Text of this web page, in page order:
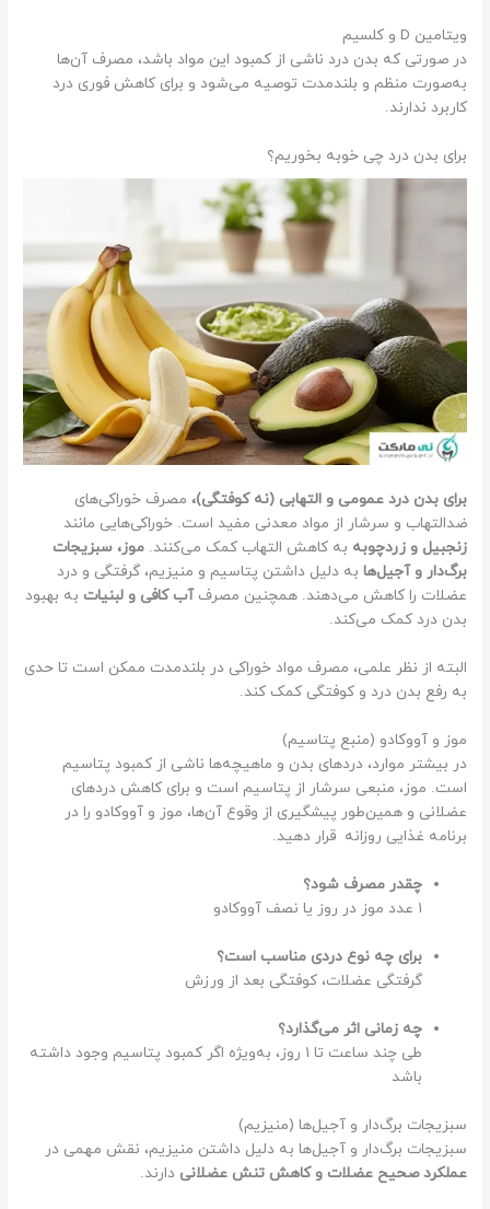
ویتامین D و کلسیم
در صورتی که بدن درد ناشی از کمبود این مواد باشد، مصرف آن‌ها
به‌صورت منظم و بلندمدت توصیه می‌شود و برای کاهش فوری درد
کاربرد ندارند.
برای بدن درد چی خوبه بخوریم؟
برای بدن درد عمومی و التهابی (نه کوفتگی)، مصرف خوراکی‌های
ضدالتهاب و سرشار از مواد معدنی مفید است. خوراکی‌هایی مانند
زنجبیل و زردچوبه به کاهش التهاب کمک می‌کنند.موز، سبزیجات
برگ‌دار و آجیل‌ها به دلیل داشتن پتاسیم و منیزیم، گرفتگی و درد
عضلات را کاهش می‌دهند. همچنین مصرفآب کافی و لبنیات به بهبود
بدن درد کمک می‌کند.
البته از نظر علمی، مصرف مواد خوراکی در بلندمدت ممکن است تا حدی
به رفع بدن درد و کوفتگی کمک کند.
موز و آووکادو (منبع پتاسیم)
در بیشتر موارد، دردهای بدن و ماهیچه‌ها ناشی از کمبود پتاسیم
است. موز، منبعی سرشار از پتاسیم است و برای کاهش دردهای
عضلانی و همین‌طور پیشگیری از وقوع آن‌ها، موز و آووکادو را در
برنامه غذایی روزانه قرار دهید‌.
چقدر مصرف شود؟
۱ عدد موز در روز یا نصف آووکادو
برای چه نوع دردی مناسب است؟
گرفتگی عضلات، کوفتگی بعد از ورزش
چه زمانی اثر می‌گذارد؟
طی چند ساعت تا ۱ روز، به‌ویژه اگر کمبود پتاسیم وجود داشته
باشد
سبزیجات برگ‌دار و آجیل‌ها (منیزیم)
سبزیجات برگ‌دار و آجیل‌ها به دلیل داشتن منیزیم، نقش مهمی در
عملکرد صحیح عضلات و کاهش تنش عضلانی دارند.